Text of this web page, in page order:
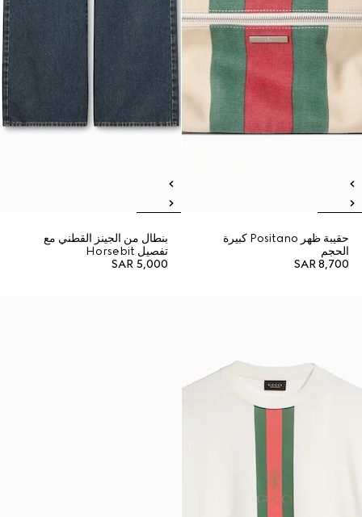
حقيبة ظهر Positano كبيرة
الحجم
SAR 8,700
بنطال من الجينز القطني مع
تفصيل Horsebit
SAR 5,000